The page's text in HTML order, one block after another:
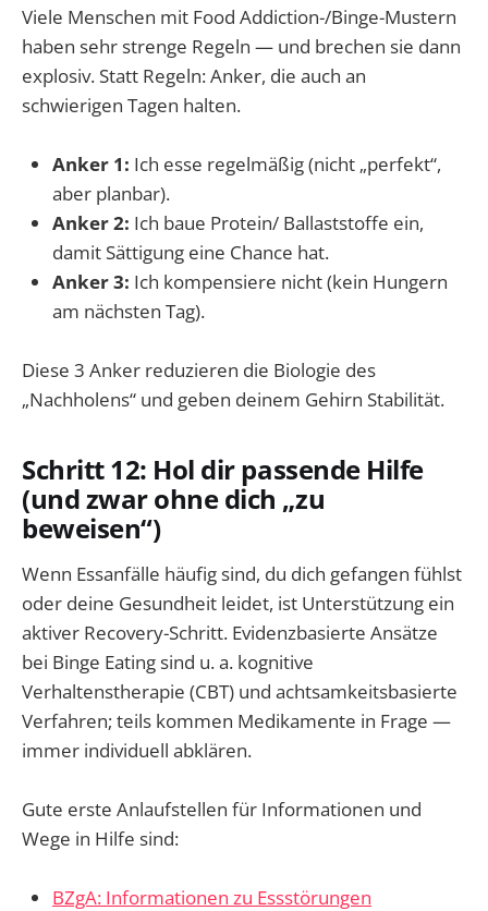
Viele Menschen mit Food Addiction-/Binge-Mustern
haben sehr strenge Regeln — und brechen sie dann
explosiv. Statt Regeln: Anker, die auch an
schwierigen Tagen halten.
Anker 1: Ich esse regelmäßig (nicht „perfekt“,
aber planbar).
Anker 2: Ich baue Protein/ Ballaststoffe ein,
damit Sättigung eine Chance hat.
Anker 3: Ich kompensiere nicht (kein Hungern
am nächsten Tag).
Diese 3 Anker reduzieren die Biologie des
„Nachholens“ und geben deinem Gehirn Stabilität.
Schritt 12: Hol dir passende Hilfe
(und zwar ohne dich „zu
beweisen“)
Wenn Essanfälle häufig sind, du dich gefangen fühlst
oder deine Gesundheit leidet, ist Unterstützung ein
aktiver Recovery-Schritt. Evidenzbasierte Ansätze
bei Binge Eating sind u. a. kognitive
Verhaltenstherapie (CBT) und achtsamkeitsbasierte
Verfahren; teils kommen Medikamente in Frage —
immer individuell abklären.
Gute erste Anlaufstellen für Informationen und
Wege in Hilfe sind:
BZgA: Informationen zu Essstörungen